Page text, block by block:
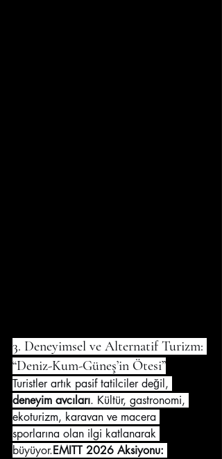
3. Deneyimsel ve Alternatif Turizm:
“Deniz-Kum-Güneş’in Ötesi”
Turistler artık pasif tatilciler değil,
deneyim avcıları. Kültür, gastronomi,
ekoturizm, karavan ve macera
sporlarına olan ilgi katlanarak
büyüyor.EMITT 2026 Aksiyonu: